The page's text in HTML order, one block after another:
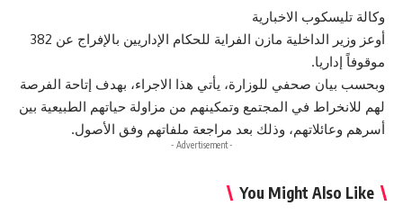
وكالة تليسكوب الاخبارية
أوعز وزير الداخلية مازن الفراية للحكام الإداريين بالإفراج عن 382
موقوفاً إداريا.
وبحسب بيان صحفي للوزارة، يأتي هذا الاجراء، بهدف إتاحة الفرصة
لهم للانخراط في المجتمع وتمكينهم من مزاولة حياتهم الطبيعية بين
أسرهم وعائلاتهم، وذلك بعد مراجعة ملفاتهم وفق الأصول.
- Advertisement -
You Might Also Like